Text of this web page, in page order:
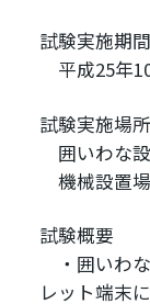
試験実施期間
平成25年
試験実施場所
囲いわな
機械設置
試験概要
・囲いわ
レット端末